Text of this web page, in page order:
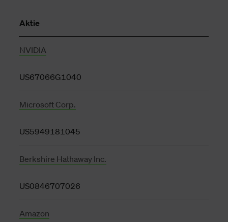
Aktie
NVIDIA
US67066G1040
Microsoft Corp.
US5949181045
Berkshire Hathaway Inc.
US0846707026
Amazon